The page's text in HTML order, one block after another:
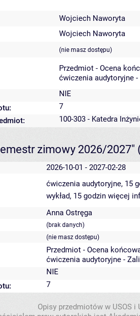
Wojciech Naworyta
Wojciech Naworyta
(nie masz dostępu)
Przedmiot - Ocena
ćwiczenia audytoryjne
NIE
7
100-303 - Katedra
zimowy 2026/2027"
2026-10-01 - 2027-02-28
ćwiczenia audytoryjne, 15
wykład, 15 godzin więcej
Anna Ostręga
(brak danych)
(nie masz dostępu)
Przedmiot - Ocena
ćwiczenia audytoryjne -
NIE
7
Opisy przedmiotów w USOS